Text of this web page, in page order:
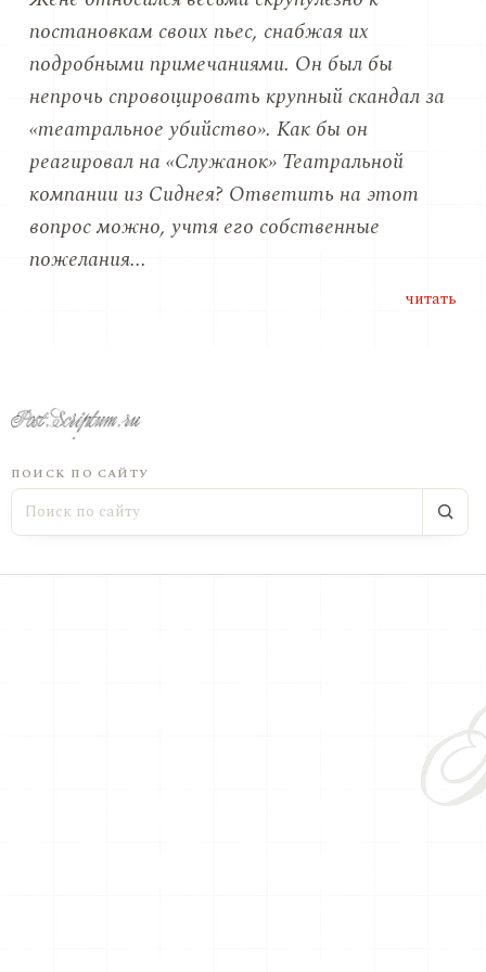
постановкам своих пьес, снабжая их
подробными примечаниями. Oн был бы
непрочь спровоцировать крупный скандал за
«театральное убийство». Как бы он
реагировал на «Служанок» Театральной
компании из Сиднея? Ответить на этот
вопрос можно, учтя его собственные
пожелания...
читать
ПОИСК ПО САЙТУ